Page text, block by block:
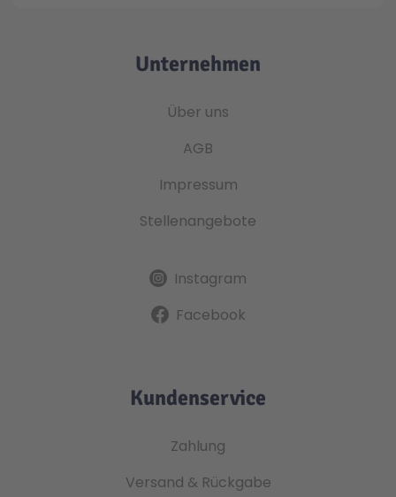
Unternehmen
Über uns
AGB
Impressum
Stellenangebote
Instagram
Facebook
Kundenservice
Zahlung
Versand & Rückgabe